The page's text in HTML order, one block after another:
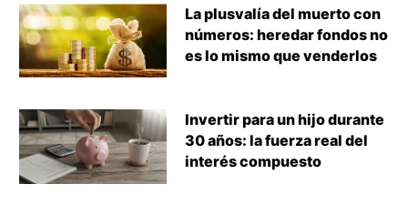
La plusvalía del muerto con
números: heredar fondos no
es lo mismo que venderlos
Invertir para un hijo durante
30 años: la fuerza real del
interés compuesto